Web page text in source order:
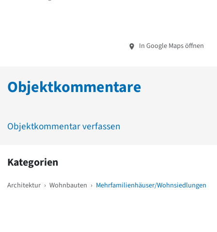
In Google Maps öffnen
Objektkommentare
Objektkommentar verfassen
Kategorien
Architektur › Wohnbauten › Mehrfamilienhäuser/Wohnsiedlungen